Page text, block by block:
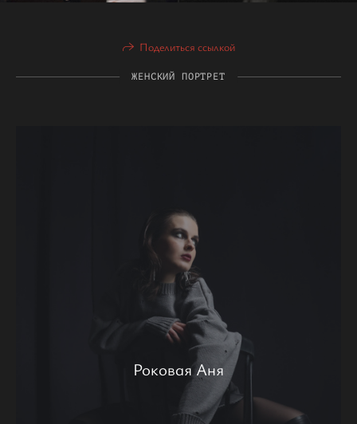
Поделиться ссылкой
ЖЕНСКИЙ ПОРТРЕТ
Роковая Аня